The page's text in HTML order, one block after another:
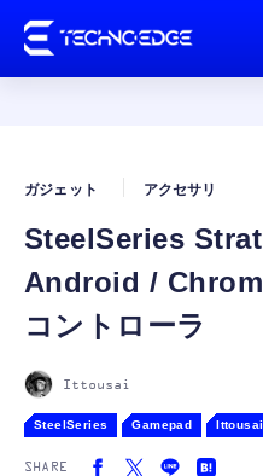
カル
SteelSeries
Android /
コントローラ
ガジェット アクセサリ
Ittousai
SteelSeries Gamepad Ittousai
SHARE